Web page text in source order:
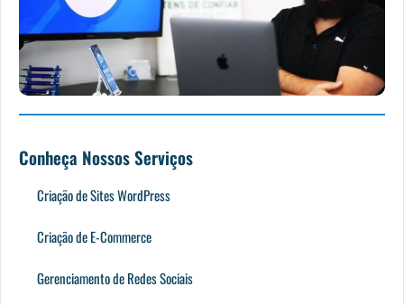
Conheça Nossos Serviços
Criação de Sites WordPress
Criação de E-Commerce
Gerenciamento de Redes Sociais